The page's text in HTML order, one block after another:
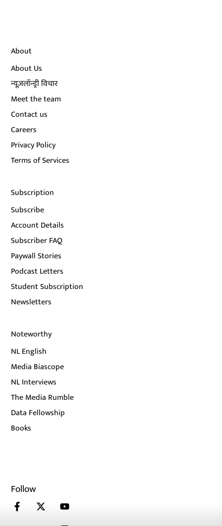
About
About Us
न्यूज़लॉन्ड्री विचार
Meet the team
Contact us
Careers
Privacy Policy
Terms of Services
Subscription
Subscribe
Account Details
Subscriber FAQ
Paywall Stories
Podcast Letters
Student Subscription
Newsletters
Noteworthy
NL English
Media Biascope
NL Interviews
The Media Rumble
Data Fellowship
Books
Follow